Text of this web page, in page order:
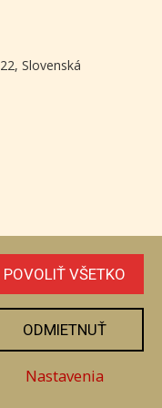
Slovenská
POVOLIŤ VŠETKO
ODMIETNUŤ
Nastavenia